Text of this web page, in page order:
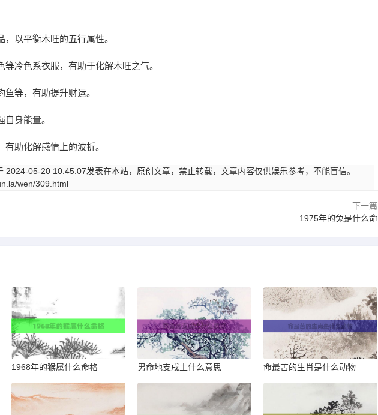
以平衡木旺的五行属性。
冷色系衣服，有助于化解木旺之气。
等，有助提升财运。
身能量。
助化解感情上的波折。
2024-05-20 10:45:07发表在本站，原创文章，禁止转载，文章内容仅供娱乐参考，不能盲信。
wen/309.html
下一篇
1975年的兔是什么命
1968年的猴属什么命格 男命地支戌土什么意思 命最苦的生肖是什么动物